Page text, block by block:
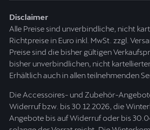
Disclaimer
Alle Preise sind unverbindliche, nicht
Richtpreise in Euro inkl. MwSt. zzgl.
Preise sind die bisher gültigen
bisher unverbindlichen, nicht
Erhältlich auch in allen teilnehmenden
Die Accessoires- und Zubehör-
Widerruf bzw. bis 30.12.2026, die
Angebote bis auf Widerruf oder bis